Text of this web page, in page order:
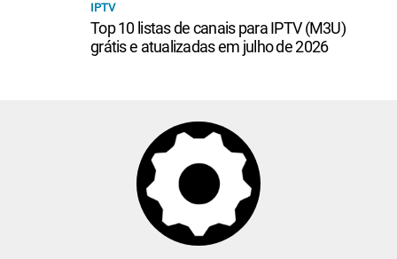
IPTV
Top 10 listas de canais para IPTV (M3U)
grátis e atualizadas em julho de 2026